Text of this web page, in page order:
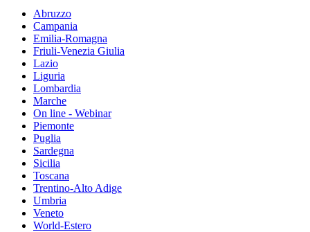
Abruzzo
Campania
Emilia-Romagna
Friuli-Venezia Giulia
Lazio
Liguria
Lombardia
Marche
On line - Webinar
Piemonte
Puglia
Sardegna
Sicilia
Toscana
Trentino-Alto Adige
Umbria
Veneto
World-Estero